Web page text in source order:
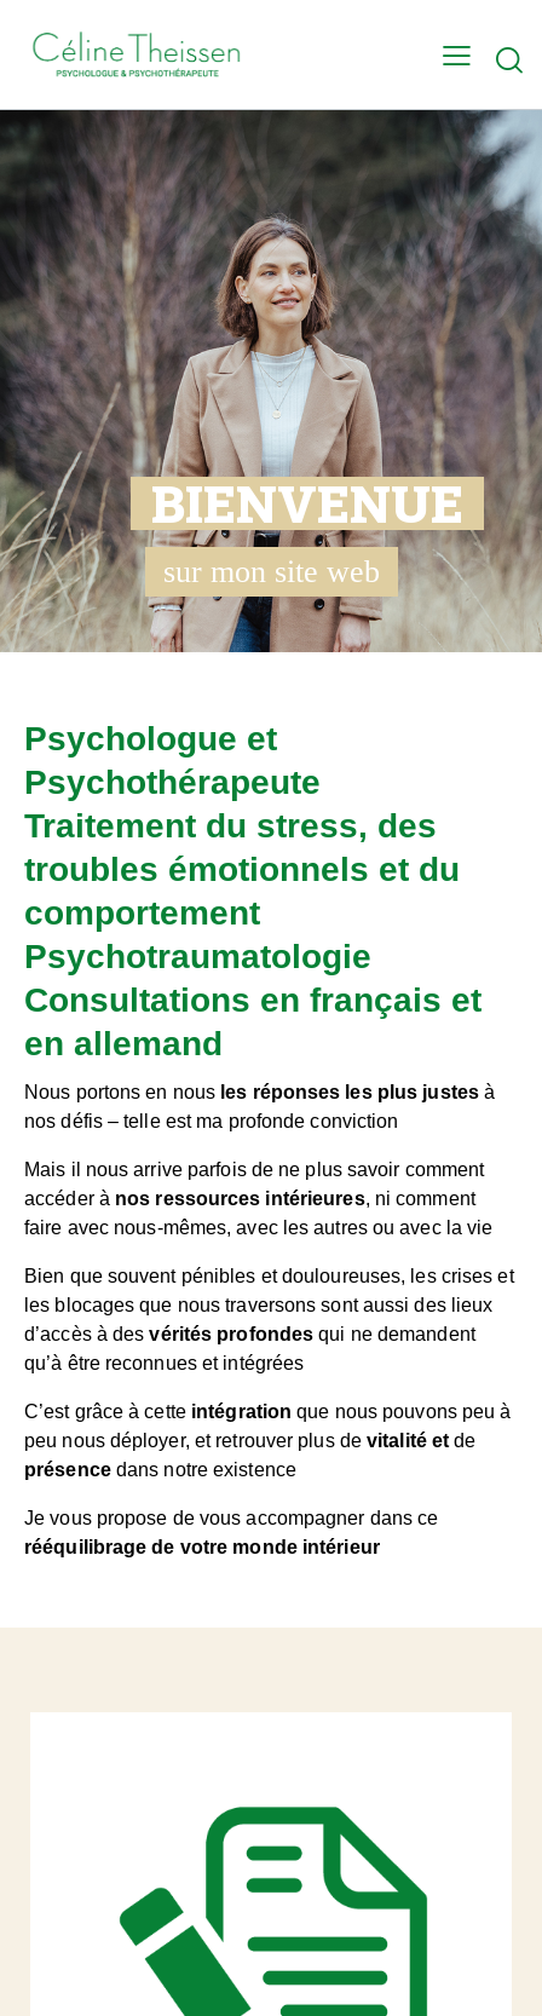
BIENVENUE
sur mon site web
Psychologue et
Psychothérapeute
Traitement du stress, des
troubles émotionnels et du
comportement
Psychotraumatologie
Consultations en français et
en allemand
Nous portons en nous les réponses les plus justesà
nos défis – telle est ma profonde conviction
Mais il nous arrive parfois de ne plus savoir comment
accéder à nos ressources intérieures, ni comment
faire avec nous-mêmes, avec les autres ou avec la vie
Bien que souvent pénibles et douloureuses, les crises et
les blocages que nous traversons sont aussi des lieux
d’accès à desvérités profondes qui ne demandent
qu’à être reconnues et intégrées
C’est grâce à cette intégration que nous pouvons peu à
peu nous déployer, et retrouver plus devitalité et de
présencedans notre existence
Je vous propose de vous accompagner dans ce
rééquilibrage de votre monde intérieur